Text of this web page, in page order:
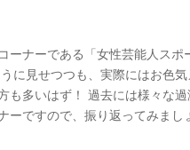
ーナーである「女性芸能人スポ
に見せつつも、実際にはお色気
も多いはず！ 過去には様々な過
ーですので、振り返ってみまし